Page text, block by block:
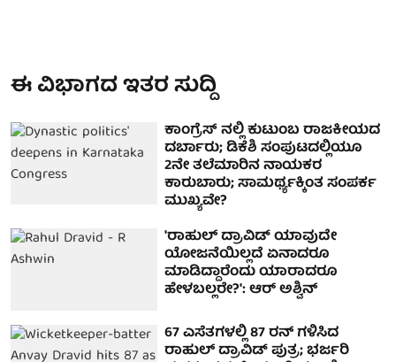
ಈ ವಿಭಾಗದ ಇತರ ಸುದ್ದಿ
ಕಾಂಗ್ರೆಸ್ ನಲ್ಲಿ ಕುಟುಂಬ ರಾಜಕೀಯದ
ದರ್ಬಾರು; ಡಿಕೆಶಿ ಸಂಪುಟದಲ್ಲಿಯೂ
2ನೇ ತಲೆಮಾರಿನ ನಾಯಕರ
ಕಾರುಬಾರು; ಸಾಮರ್ಥ್ಯಕ್ಕಿಂತ ಸಂಪರ್ಕ
ಮುಖ್ಯವೇ?
'ರಾಹುಲ್ ದ್ರಾವಿಡ್ ಯಾವುದೇ
ಯೋಜನೆಯಿಲ್ಲದೆ ಏನಾದರೂ
ಮಾಡಿದ್ದಾರೆಂದು ಯಾರಾದರೂ
ಹೇಳಬಲ್ಲರೇ?': ಆರ್ ಅಶ್ವಿನ್
67 ಎಸೆತಗಳಲ್ಲಿ 87 ರನ್ ಗಳಿಸಿದ
ರಾಹುಲ್ ದ್ರಾವಿಡ್ ಪುತ್ರ; ಭರ್ಜರಿ